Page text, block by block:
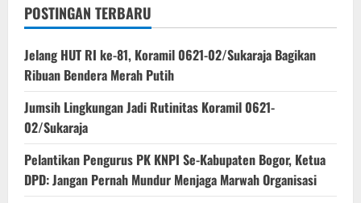
POSTINGAN TERBARU
Jelang HUT RI ke-81, Koramil 0621-02/Sukaraja Bagikan
Ribuan Bendera Merah Putih
Jumsih Lingkungan Jadi Rutinitas Koramil 0621-
02/Sukaraja
Pelantikan Pengurus PK KNPI Se-Kabupaten Bogor, Ketua
DPD: Jangan Pernah Mundur Menjaga Marwah Organisasi